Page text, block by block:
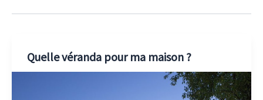
Quelle véranda pour ma maison ?